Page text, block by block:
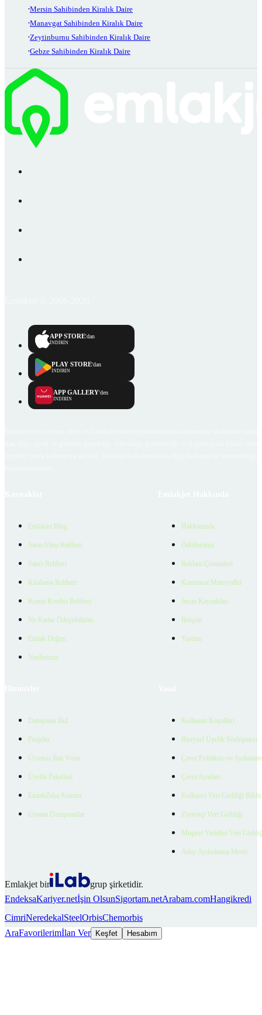
Mersin Sahibinden Kiralık Daire
Manavgat Sahibinden Kiralık Daire
Zeytinburnu Sahibinden Kiralık Daire
Gebze Sahibinden Kiralık Daire
APP STORE'dan
İNDİRİN
PLAY STORE'dan
İNDİRİN
APP GALLERY'den
İNDİRİN
Emlakjet Blog
Satın Alma Rehberi
Satıcı Rehberi
Kiralama Rehberi
Konut Kredisi Rehberi
Ne Kadar Ödeyebilirim
Emlak Değeri
Verilerimiz
Hakkımızda
Ödüllerimiz
Reklam Çözümleri
Kurumsal Materyaller
İnsan Kaynakları
İletişim
Yardım
Danışman Bul
Projeler
Ücretsiz İlan Verin
Üyelik Paketleri
EmlakZeka Asistan
Uzman Danışmanlar
Kullanım Koşulları
Bireysel Üyelik Sözleşmesi
Çerez Politikası ve
Çerez Ayarları
Kullanıcı Veri Gizliliği
Ziyaretçi Veri Gizliliği
Müşteri Yetkilisi Veri
Aday Aydınlatma Metni
Emlakjet bir
grup şirketidir.
EndeksaKariyer.netİşin OlsunSigortam.netArabam.comHangikredi
CimriNeredekalSteelOrbisChemorbis
AraFavorilerimİlan Ver Keşfet Hesabım